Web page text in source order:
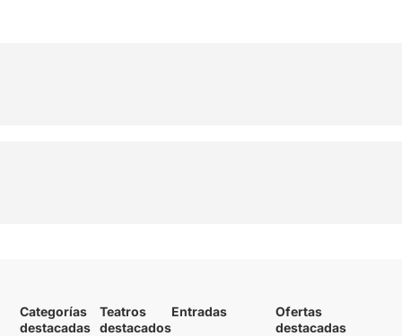
Categorías
destacadas
Teatros
destacados
Entradas
Ofertas
destacadas